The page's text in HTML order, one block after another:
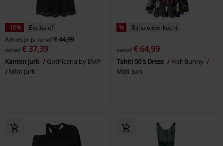
-16%
Exclusief
Adviesprijs vanaf€ 44,99
vanaf€ 37,39
Kanten jurk
Gothicana by EMP
Mini-jurk
% Bijna uitverkocht
vanaf€ 64,99
Tahiti 50's Dress
Hell Bunny
Midi-jurk